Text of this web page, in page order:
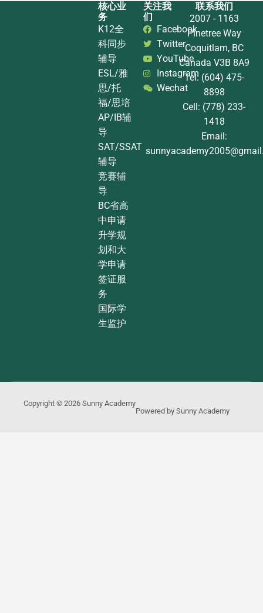
核心业
务
K12全
科同步
辅导
ESL/雅
思/托
福/思培
AP/IB辅
导
SAT/SSAT
辅导
竞赛辅
导
BC省高
中申请
升学规
划和大
学申请
签证服
务
国际学
生监护
关注我
们
Facebook
Twitter
YouTube
Instagram
Wechat
联系我们
2007 - 1163
Pinetree Way
Coquitlam, BC
Canada V3B 8A9
Tel: (604) 475-
8898
Cell: (778) 233-
1418
Email:
Copyright © 2026 Sunny Academy
Powered by Sunny Academy